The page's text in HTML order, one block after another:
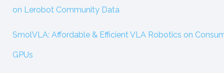
on Lerobot Community Data
SmolVLA: Affordable & Efficient VLA Robotics on
GPUs